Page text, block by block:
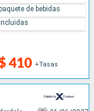
410 +Tasas
de bebidas